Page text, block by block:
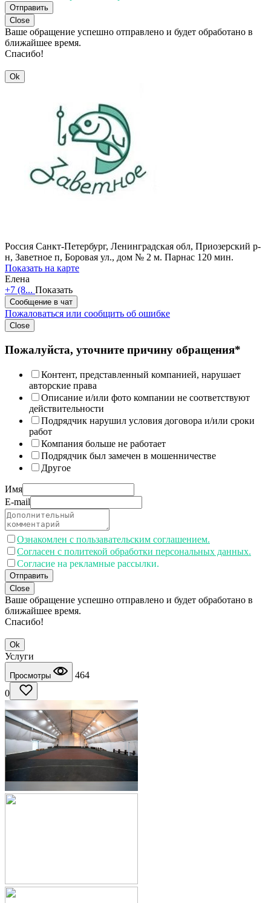
Отправить
Close
Ваше обращение успешно отправлено и будет обработано в
ближайшее время.
Спасибо!
Ok
Россия Санкт-Петербург, Ленинградская обл, Приозерский р-
н, Заветное п, Боровая ул., дом № 2 м. Парнас 120 мин.
Показать на карте
Елена
+7 (8... Показать
Сообщение в чат
Пожаловаться или сообщить об ошибке
Close
Пожалуйста, уточните причину обращения*
Контент, представленный компанией, нарушает
авторские права
Описание и/или фото компании не соответствуют
действительности
Подрядчик нарушил условия договора и/или сроки
работ
Компания больше не работает
Подрядчик был замечен в мошенничестве
Другое
Имя
E-mail
Ознакомлен с пользавательским соглашением.
Согласен с политекой обработки персональных данных.
Согласие на рекламные рассылки.
Отправить
Close
Ваше обращение успешно отправлено и будет обработано в
ближайшее время.
Спасибо!
Ok
Услуги
Просмотры
464
0